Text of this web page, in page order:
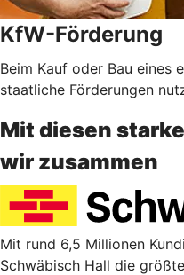
KfW-Förderung
Beim Kauf oder Bau eines
staatliche Förderungen
Mit diesen
wir zusammen
Mit rund 6,5 Millionen
Schwäbisch Hall die